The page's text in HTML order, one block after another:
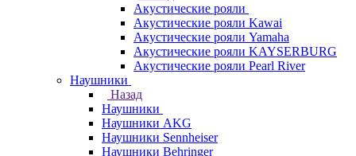
Акустические рояли
Акустические рояли Kawai
Акустические рояли Yamaha
Акустические рояли KAYSERBURG
Акустические рояли Pearl River
Наушники
Назад
Наушники
Наушники AKG
Наушники Sennheiser
Наушники Behringer